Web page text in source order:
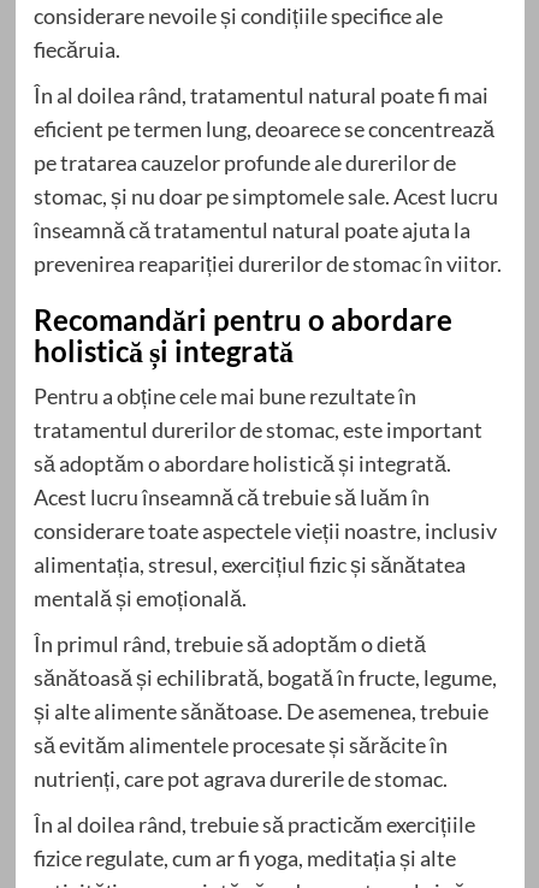
considerare nevoile și condițiile specifice ale
fiecăruia.
În al doilea rând, tratamentul natural poate fi mai
eficient pe termen lung, deoarece se concentrează
pe tratarea cauzelor profunde ale durerilor de
stomac, și nu doar pe simptomele sale. Acest lucru
înseamnă că tratamentul natural poate ajuta la
prevenirea reapariției durerilor de stomac în viitor.
Recomandări pentru o abordare
holistică și integrată
Pentru a obține cele mai bune rezultate în
tratamentul durerilor de stomac, este important
să adoptăm o abordare holistică și integrată.
Acest lucru înseamnă că trebuie să luăm în
considerare toate aspectele vieții noastre, inclusiv
alimentația, stresul, exercițiul fizic și sănătatea
mentală și emoțională.
În primul rând, trebuie să adoptăm o dietă
sănătoasă și echilibrată, bogată în fructe, legume,
și alte alimente sănătoase. De asemenea, trebuie
să evităm alimentele procesate și sărăcite în
nutrienți, care pot agrava durerile de stomac.
În al doilea rând, trebuie să practicăm exercițiile
fizice regulate, cum ar fi yoga, meditația și alte